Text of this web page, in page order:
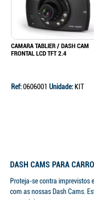
CAMARA TABLIER / DASH CAM
FRONTAL LCD TFT 2.4
Ref:0606001 Unidade: KIT
DASH CAMS PARA
Proteja-se contra imprevistos
com as nossas Dash Cams.